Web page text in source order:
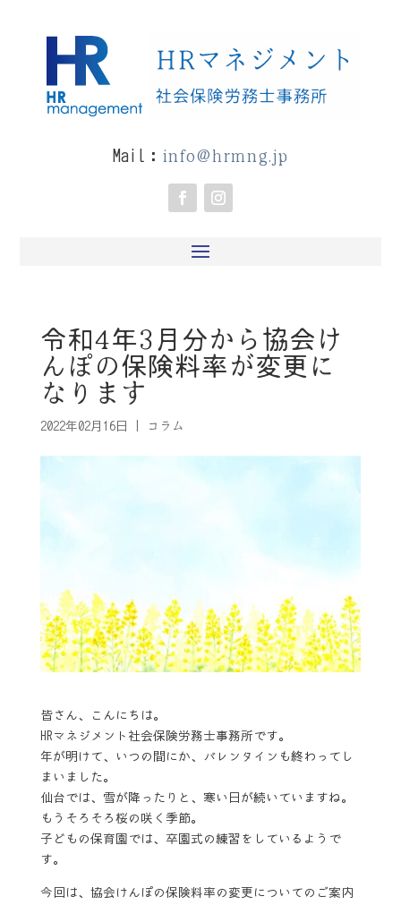
Mail： info@hrmng.jp
令和4年3月分から協会け
んぽの保険料率が変更に
なります
2022年02月16日 コラム
皆さん、こんにちは。
HRマネジメント社会保険労務士事務所です。
年が明けて、いつの間にか、バレンタインも終わってし
まいました。
仙台では、雪が降ったりと、寒い日が続いていますね。
もうそろそろ桜の咲く季節。
子どもの保育園では、卒園式の練習をしているようで
す。
今回は、協会けんぽの保険料率の変更についてのご案内